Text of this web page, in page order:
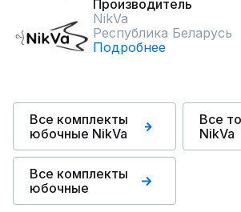
Производитель
NikVa
Республика Беларусь
Подробнее
Все комплекты
юбочные NikVa
Все
NikVa
Все комплекты
юбочные